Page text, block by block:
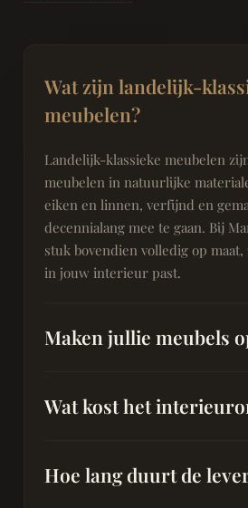
Wat zijn landelijk-
meubelen?
Landelijk-klassieke meubelen
meubelen in natuurlijke
eiken en linnen, verfijnd en
decennialang mee te gaan. Bij
stuk bovendien volledig op
in jouw interieur past.
Maken jullie meubels
Wat kost het
Hoe lang duurt de